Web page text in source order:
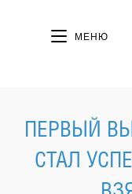
МЕНЮ
ПЕРВЫЙ
СТАЛ